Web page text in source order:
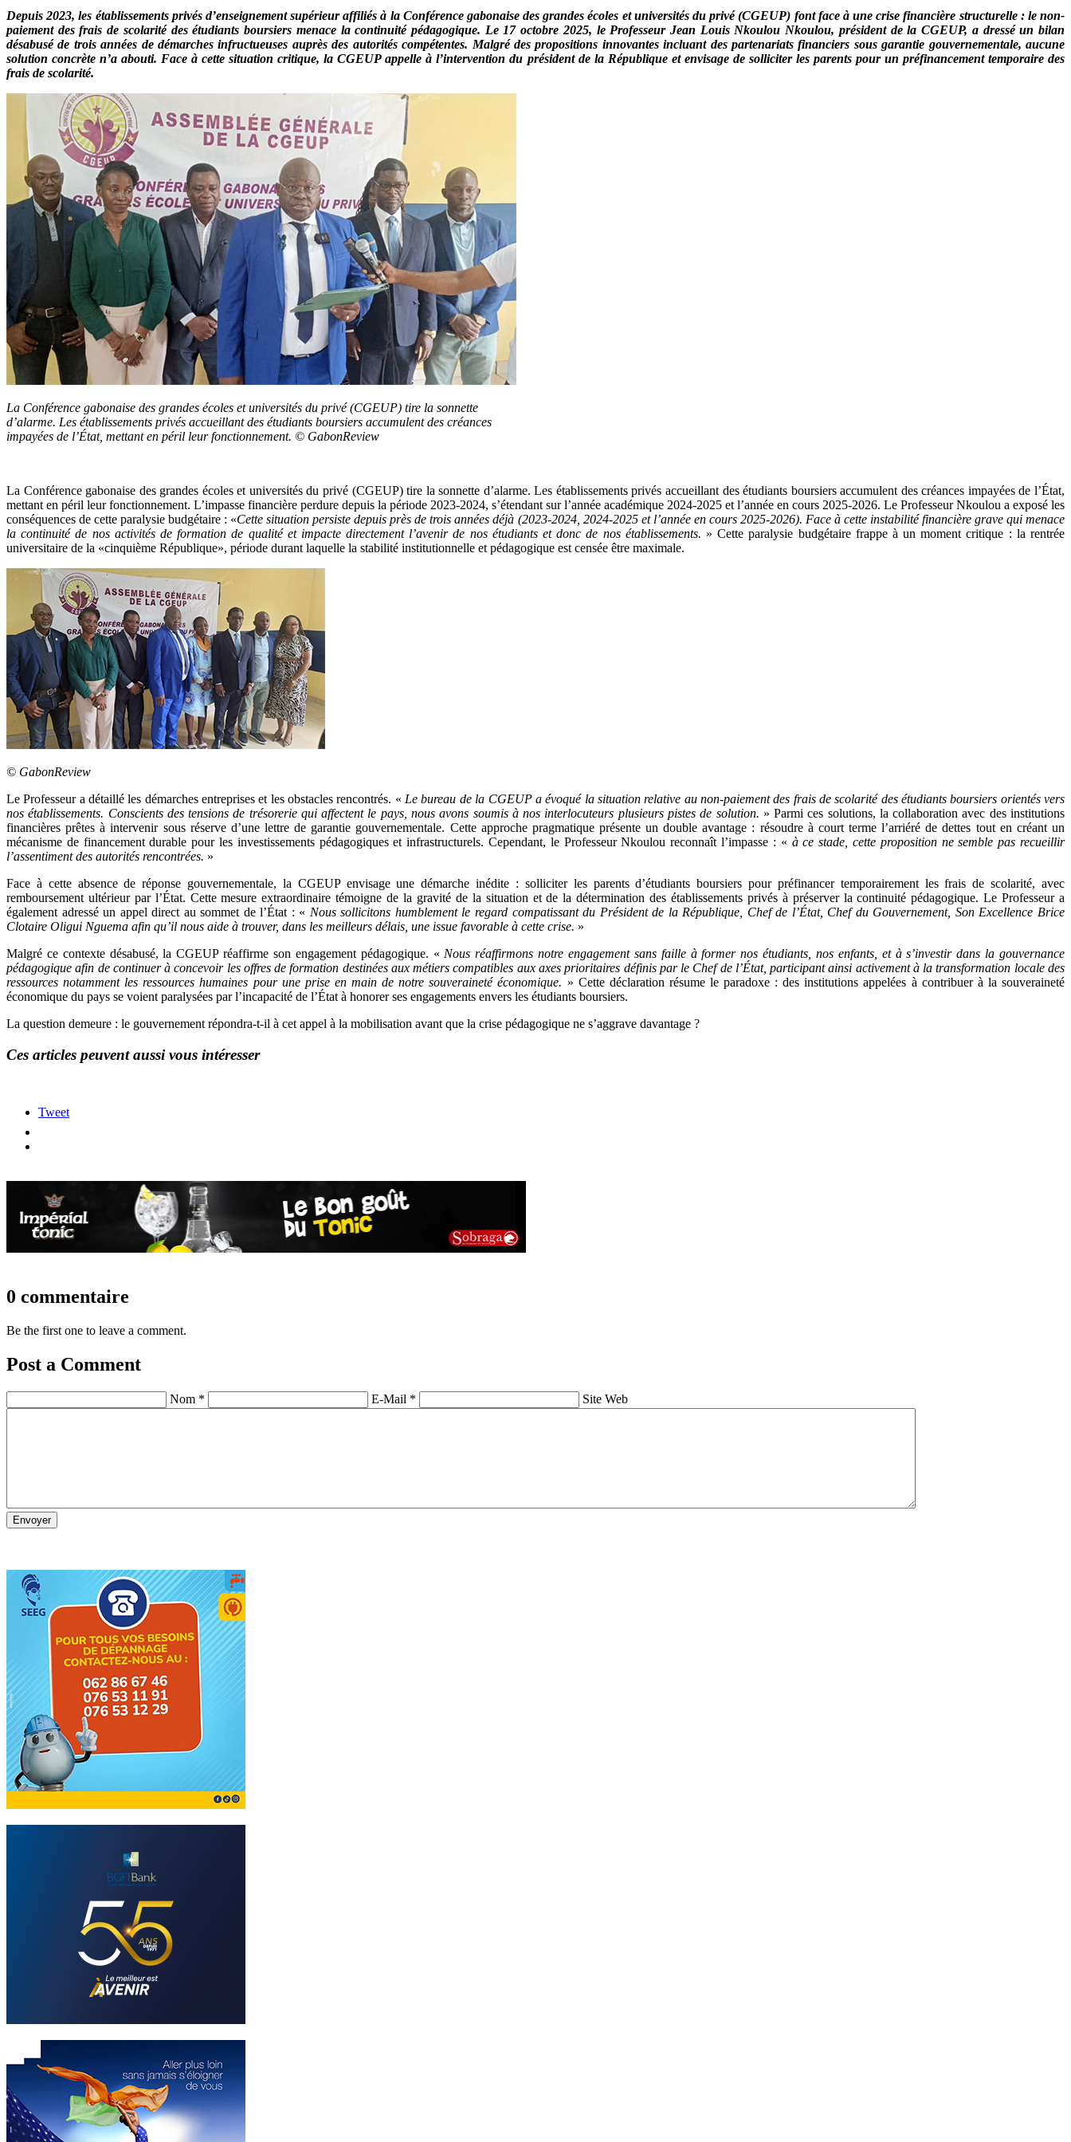
Depuis 2023, les établissements privés d’enseignement supérieur affiliés à la Conférence gabonaise desgrandesécoles etuniversités duprivé (CGEUP) font face à une crise financière structurelle : le non-
paiement des frais de scolarité des étudiants boursiers menace la continuité pédagogique. Le 17 octobre 2025, le Professeur Jean Louis Nkoulou Nkoulou, président de la CGEUP, a dressé un bilan
désabusé de trois années de démarches infructueuses auprès des autorités compétentes. Malgré des propositions innovantes incluant des partenariats financiers sous garantie gouvernementale, aucune
solution concrète n’a abouti. Face à cette situation critique, la CGEUP appelle à l’intervention du président de la République et envisage de solliciter les parents pour un préfinancement temporaire des
frais de scolarité.
La Conférence gabonaise des grandes écoles et universités du privé (CGEUP) tire la sonnette
d’alarme. Les établissements privés accueillant des étudiants boursiers accumulent des créances
impayées de l’État, mettant en péril leur fonctionnement. © GabonReview
La Conférence gabonaise des grandes écoles et universités du privé (CGEUP) tire la sonnette d’alarme. Les établissements privés accueillant des étudiants boursiers accumulent des créances impayées de l’État,
mettant en péril leur fonctionnement. L’impasse financière perdure depuis la période 2023-2024, s’étendant sur l’année académique 2024-2025 et l’année en cours 2025-2026. Le Professeur Nkoulou a exposé les
conséquences de cette paralysie budgétaire : «Cette situation persiste depuis près de trois années déjà (2023-2024, 2024-2025 et l’année en cours 2025-2026). Face à cette instabilité financière grave qui menace
la continuité de nos activités de formation de qualité et impacte directement l’avenir de nos étudiants et donc de nos établissements. » Cette paralysie budgétaire frappe à un moment critique : la rentrée
universitaire de la «cinquième République», période durant laquelle la stabilité institutionnelle et pédagogique est censée être maximale.
© GabonReview
Le Professeur a détaillé les démarches entreprises et les obstacles rencontrés. « Le bureau de la CGEUP a évoqué la situation relative au non-paiement des frais de scolarité des étudiants boursiers orientés vers
nos établissements. Conscients des tensions de trésorerie qui affectent le pays, nous avons soumis à nos interlocuteurs plusieurs pistes de solution. » Parmi ces solutions, la collaboration avec des institutions
financières prêtes à intervenir sous réserve d’une lettre de garantie gouvernementale. Cette approche pragmatique présente un double avantage : résoudre à court terme l’arriéré de dettes tout en créant un
mécanisme de financement durable pour les investissements pédagogiques et infrastructurels. Cependant, le Professeur Nkoulou reconnaît l’impasse : « à ce stade, cette proposition ne semble pas recueillir
l’assentiment des autorités rencontrées. »
Face à cette absence de réponse gouvernementale, la CGEUP envisage une démarche inédite : solliciter les parents d’étudiants boursiers pour préfinancer temporairement les frais de scolarité, avec
remboursement ultérieur par l’État. Cette mesure extraordinaire témoigne de la gravité de la situation et de la détermination des établissements privés à préserver la continuité pédagogique. Le Professeur a
également adressé un appel direct au sommet de l’État : « Nous sollicitons humblement le regard compatissant du Président de la République, Chef de l’État, Chef du Gouvernement, Son Excellence Brice
Clotaire Oligui Nguema afin qu’il nous aide à trouver, dans les meilleurs délais, une issue favorable à cette crise. »
Malgré ce contexte désabusé, la CGEUP réaffirme son engagement pédagogique. « Nous réaffirmons notre engagement sans faille à former nos étudiants, nos enfants, et à s’investir dans la gouvernance
pédagogique afin de continuer à concevoir les offres de formation destinées aux métiers compatibles aux axes prioritaires définis par le Chef de l’État, participant ainsi activement à la transformation locale des
ressources notamment les ressources humaines pour une prise en main de notre souveraineté économique. » Cette déclaration résume le paradoxe : des institutions appelées à contribuer à la souveraineté
économique du pays se voient paralysées par l’incapacité de l’État à honorer ses engagements envers les étudiants boursiers.
La question demeure : le gouvernement répondra-t-il à cet appel à la mobilisation avant que la crise pédagogique ne s’aggrave davantage ?
Ces articles peuvent aussi vous intéresser
Tweet
0 commentaire
Be the first one to leave a comment.
Post a Comment
Nom * E-Mail * Site Web